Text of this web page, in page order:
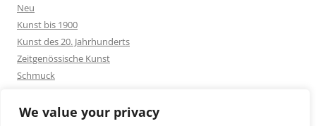
We value your privacy
Neu
Kunst bis 1900
Kunst des 20. Jahrhunderts
Zeitgenössische Kunst
Schmuck
Silberschmuck